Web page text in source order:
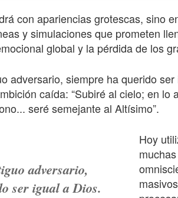
con apariencias grotescas, sino
y simulaciones que prometen
global y la pérdida de los
adversario, siempre ha querido
caída: “Subiré al cielo; en lo
seré semejante al Altísimo”.
adversario,
ser igual a Dios.
Hoy